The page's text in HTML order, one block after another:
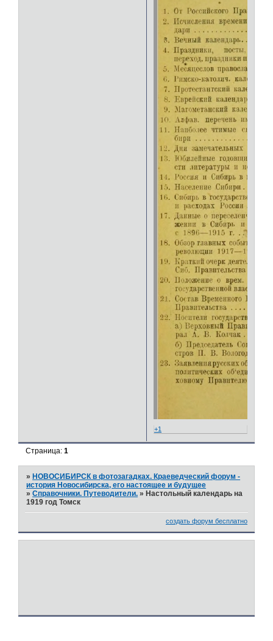
+1
Страница:1
» НОВОСИБИРСК в фотозагадках. Краеведческий форум -
история Новосибирска, его настоящее и будущее
»Справочники. Путеводители. » Настольный календарь на
1919 год Томск
создать форум бесплатно